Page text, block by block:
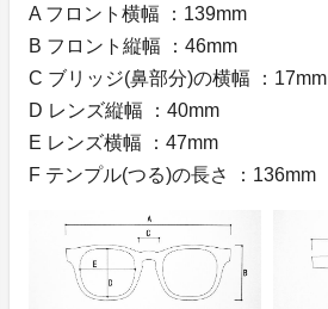
A フロント横幅 ：139mm
B フロント縦幅 ：46mm
C ブリッジ(鼻部分)の横幅 ：17mm
D レンズ縦幅 ：40mm
E レンズ横幅 ：47mm
F テンプル(つる)の長さ ：136mm